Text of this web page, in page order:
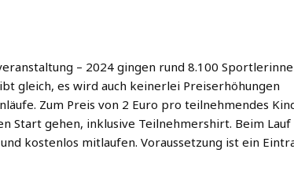
– 2024 gingen rund 8.100
gleich, es wird auch keinerlei Preiserhöhungen
Zum Preis von 2 Euro pro teilnehmendes
Start gehen, inklusive Teilnehmershirt. Beim Lauf
kostenlos mitlaufen. Voraussetzung ist ein